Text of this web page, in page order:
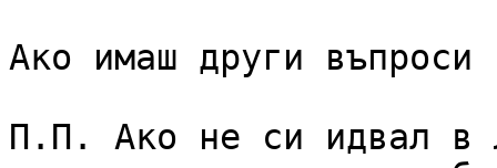
Ако имаш други
П.П. Ако не си идвал в